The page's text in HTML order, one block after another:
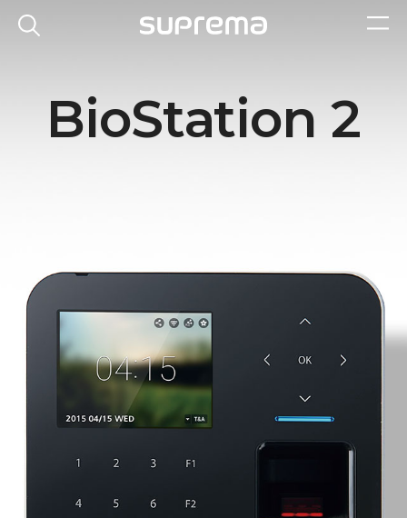
BioStation 2